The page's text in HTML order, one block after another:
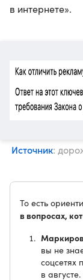
в интернете».
Источник:
То есть
в вопросах,
вы не
соцсетях
в